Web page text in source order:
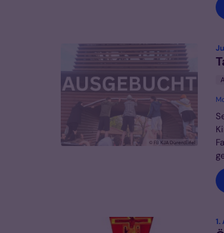
© FB KJA Düren|Eifel
1.